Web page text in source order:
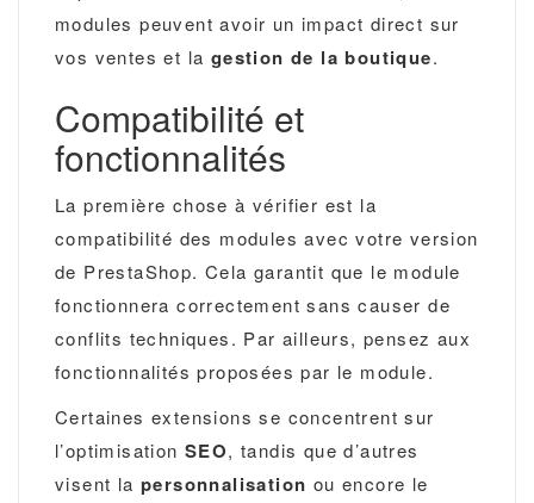
modules peuvent avoir un impact direct sur
vos ventes et la gestion de la boutique.
Compatibilité et
fonctionnalités
La première chose à vérifier est la
compatibilité des modules avec votre version
de PrestaShop. Cela garantit que le module
fonctionnera correctement sans causer de
conflits techniques. Par ailleurs, pensez aux
fonctionnalités proposées par le module.
Certaines extensions se concentrent sur
l’optimisationSEO, tandis que d’autres
visent lapersonnalisation ou encore le